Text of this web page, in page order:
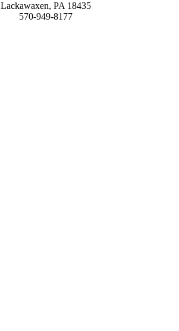
Lackawaxen, PA 18435
570-949-8177